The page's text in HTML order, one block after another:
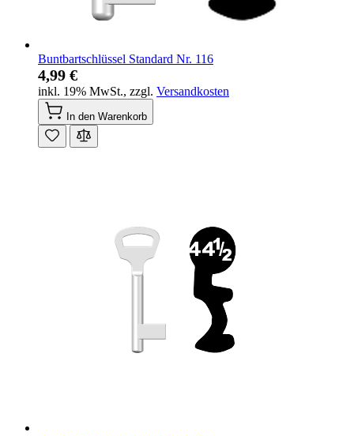
Buntbartschlüssel Standard Nr. 116
4,99 €
inkl. 19% MwSt., zzgl. Versandkosten
In den Warenkorb